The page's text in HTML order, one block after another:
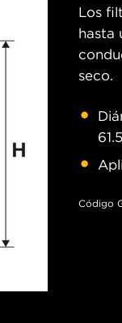
Los
hasta
seco.
Código